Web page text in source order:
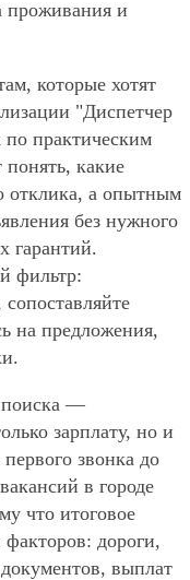
проживания и
которые хотят
"Диспетчер
по практическим
какие
отклика, а опытным
без нужного
гарантий.
фильтр:
на предложения,
поиска —
зарплату, но и
звонка до
в городе
что итоговое
дороги,
выплат